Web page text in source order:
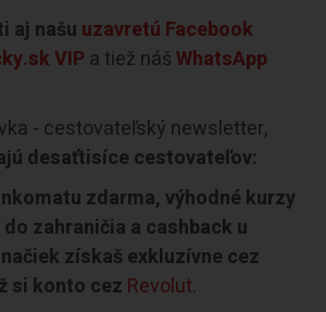
aj našu uzavretú Facebook
VIP a tiež nášWhatsApp
- cestovateľský newsletter,
desaťtisíce cestovateľov:
zdarma, výhodné kurzy
zahraničia a cashback u
získaš exkluzívne cez
si konto cez Revolut.